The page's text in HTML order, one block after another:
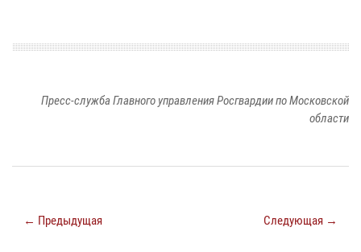
Пресс-служба Главного управления Росгвардии по Московской
области
← Предыдущая Следующая →